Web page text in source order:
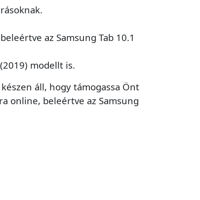
az Samsung Tab 10.1
modellt is.
áll, hogy támogassa Önt
online, beleértve az Samsung